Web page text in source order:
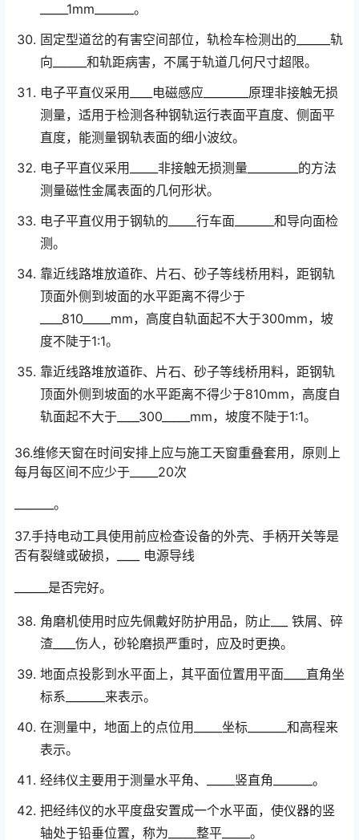
_____1mm_______。
固定型道岔的有害空间部位，轨检车检测出的______轨
向______和轨距病害，不属于轨道几何尺寸超限。
电子平直仪采用____电磁感应________原理非接触无损
测量，适用于检测各种钢轨运行表面平直度、侧面平
直度，能测量钢轨表面的细小波纹。
电子平直仪采用_____非接触无损测量_________的方法
测量磁性金属表面的几何形状。
电子平直仪用于钢轨的_____行车面_______和导向面检
测。
靠近线路堆放道砟、片石、砂子等线桥用料，距钢轨
顶面外侧到坡面的水平距离不得少于
____810_____mm，高度自轨面起不大于300mm，坡
度不陡于1:1。
靠近线路堆放道砟、片石、砂子等线桥用料，距钢轨
顶面外侧到坡面的水平距离不得少于810mm，高度自
轨面起不大于____300_____mm，坡度不陡于1:1。
36.维修天窗在时间安排上应与施工天窗重叠套用，原则上
每月每区间不应少于_____20次
_______。
37.手持电动工具使用前应检查设备的外壳、手柄开关等是
否有裂缝或破损，____ 电源导线
______是否完好。
角磨机使用时应先佩戴好防护用品，防止___ 铁屑、碎
渣____伤人，砂轮磨损严重时，应及时更换。
地面点投影到水平面上，其平面位置用平面____直角坐
标系_______来表示。
在测量中，地面上的点位用_____坐标_______和高程来
表示。
经纬仪主要用于测量水平角、_____竖直角_______。
把经纬仪的水平度盘安置成一个水平面，使仪器的竖
轴处于铅垂位置，称为_____整平_____。